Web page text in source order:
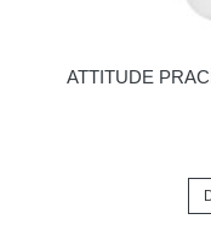
ATTITUDE